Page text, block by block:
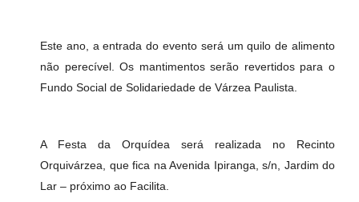
Este ano, a entrada do evento será um quilo de alimento
não perecível. Os mantimentos serão revertidos para o
Fundo Social de Solidariedade de Várzea Paulista.
A Festa da Orquídea será realizada no Recinto
Orquivárzea, que fica na Avenida Ipiranga, s/n, Jardim do
Lar – próximo ao Facilita.